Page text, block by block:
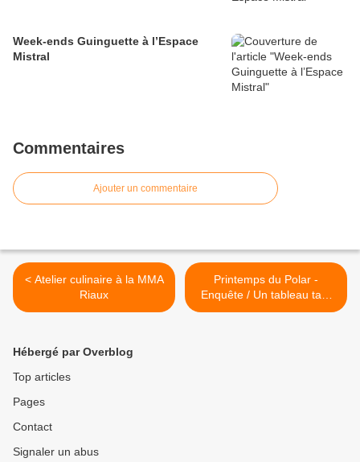
Week-ends Guinguette à l’Espace
Mistral
Commentaires
Ajouter un commentaire
< Atelier culinaire à la MMA
Riaux
Printemps du Polar -
Enquête / Un tableau tant
convoité >
Hébergé par Overblog
Top articles
Pages
Contact
Signaler un abus